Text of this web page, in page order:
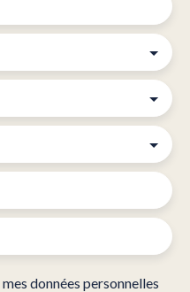
données personnelles